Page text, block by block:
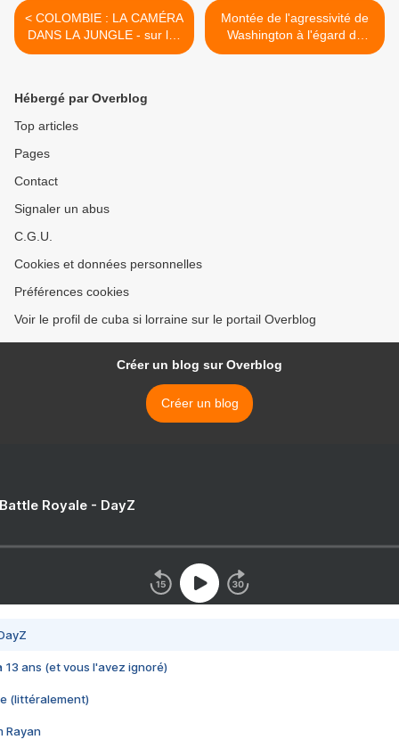
< COLOMBIE : LA CAMÉRA
DANS LA JUNGLE - sur les
FARC-EP
Montée de l'agressivité de
Washington à l'égard du
Venezuela, de la Bolivie, de
Hébergé par Overblog
Top articles
Pages
Contact
Signaler un abus
C.G.U.
Cookies et données personnelles
Préférences cookies
Voir le profil de cuba si lorraine sur le portail Overblog
Créer un blog sur Overblog
Créer un blog
Royale - DayZ
13 ans (et vous l'avez ignoré)
(littéralement)
Rayan